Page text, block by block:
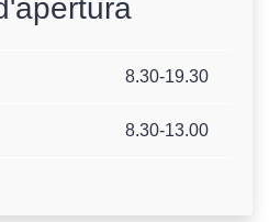
8.30-19.30
8.30-13.00